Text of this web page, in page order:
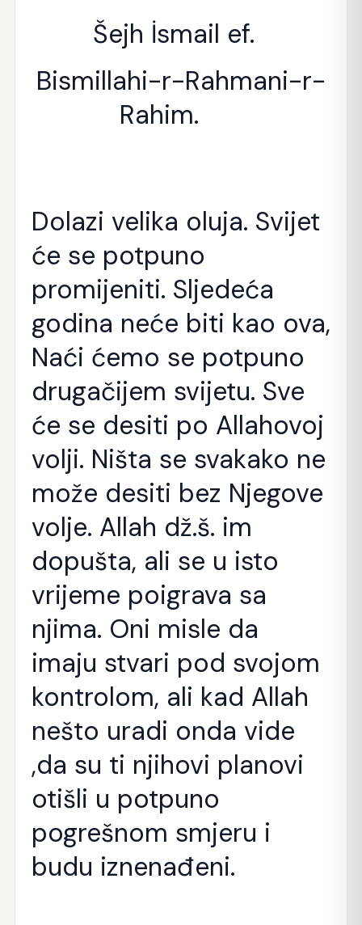
Šejh İsmail ef.
Bismillahi-r-Rahmani-r-
Rahim.
Dolazi velika oluja. Svijet
će se potpuno
promijeniti. Sljedeća
godina neće biti kao ova,
Naći ćemo se potpuno
drugačijem svijetu. Sve
će se desiti po Allahovoj
volji. Ništa se svakako ne
može desiti bez Njegove
volje. Allah dž.š. im
dopušta, ali se u isto
vrijeme poigrava sa
njima. Oni misle da
imaju stvari pod svojom
kontrolom, ali kad Allah
nešto uradi onda vide
,da su ti njihovi planovi
otišli u potpuno
pogrešnom smjeru i
budu iznenađeni.